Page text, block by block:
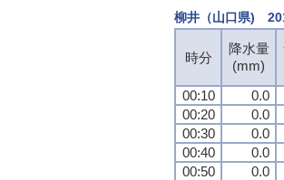
柳井（山口県)
時分
降水量
(mm)
00:10
0.0
00:20
0.0
00:30
0.0
00:40
0.0
00:50
0.0